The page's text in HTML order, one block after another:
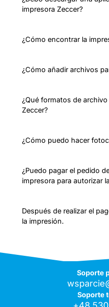
impresora Zeccer?
¿Cómo encontrar la
¿Cómo añadir archivos
¿Qué formatos de
Zeccer?
¿Cómo puedo hacer
¿Puedo pagar el pedido
impresora para autorizar
Después de realizar el
la impresión.
Soporte
Soporte